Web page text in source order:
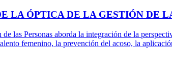
LA ÓPTICA DE LA GESTIÓN DE
las Personas aborda la integración de la
femenino, la prevención del acoso, la